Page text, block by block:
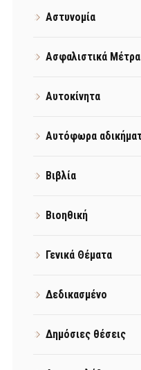
Αστυνομία
Ασφαλιστικά Μέτρα
Αυτοκίνητα
Αυτόφωρα
Βιβλία
Βιοηθική
Γενικά Θέματα
Δεδικασμένο
Δημόσιες θέσεις